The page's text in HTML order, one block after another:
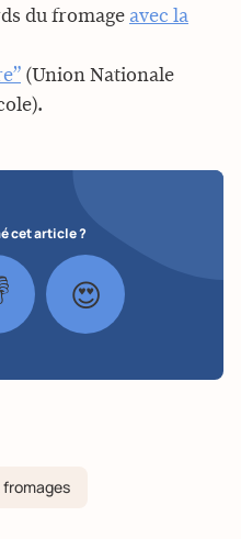
du fromage avec la
(Union Nationale
cet article ?
😍